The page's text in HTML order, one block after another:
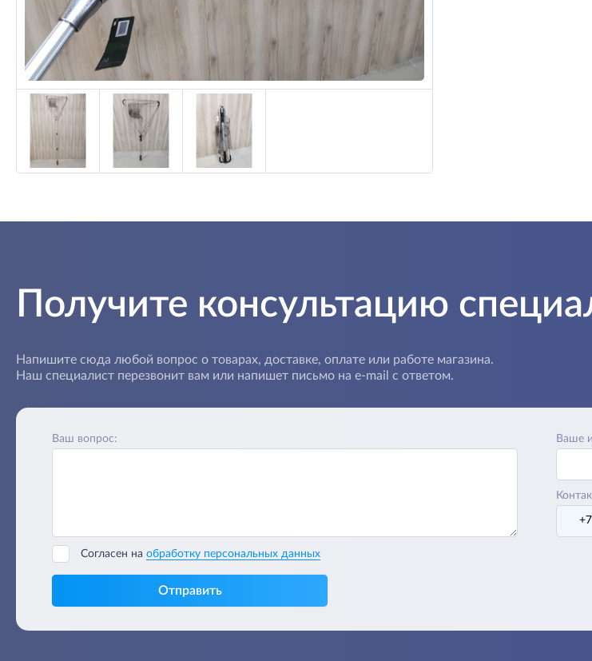
Получите консультацию
Напишите сюда любой вопрос о товарах, доставке, оплате или работе магазина.
Наш специалист перезвонит вам или напишет письмо на e-mail с ответом.
Ваш вопрос: Ваше
Согласен на обработку персональных данных
Отправить